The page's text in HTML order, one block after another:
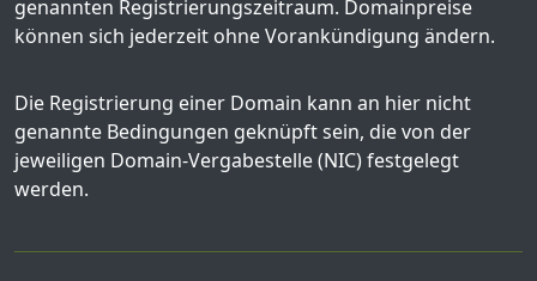
genannten Registrierungszeitraum. Domainpreise
können sich jederzeit ohne Vorankündigung ändern.
Die Registrierung einer Domain kann an hier nicht
genannte Bedingungen geknüpft sein, die von der
jeweiligen Domain-Vergabestelle (NIC) festgelegt
werden.